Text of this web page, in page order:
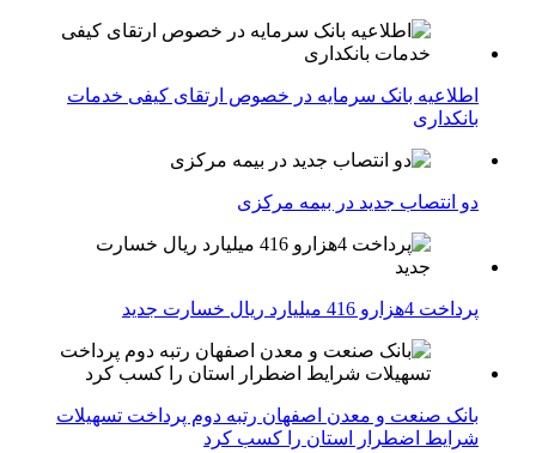
اطلاعیه بانک سرمایه در خصوص ارتقای کیفی خدمات
بانکداری
دو انتصاب جدید در بیمه مركزی
پرداخت 4هزارو 416 میلیارد ریال خسارت جدید
بانک صنعت و معدن اصفهان رتبه دوم پرداخت تسهیلات
شرایط اضطرار استان را کسب کرد